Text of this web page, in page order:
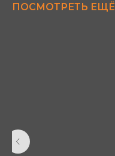
ПОСМОТРЕТЬ ЕЩЁ